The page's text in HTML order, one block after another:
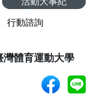
行動諮詢
體育運動大學